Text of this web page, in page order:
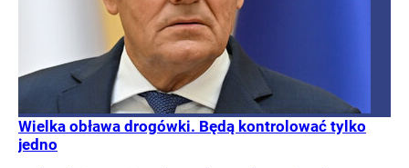
Wielka obława drogówki. Będą kontrolować tylko
jedno